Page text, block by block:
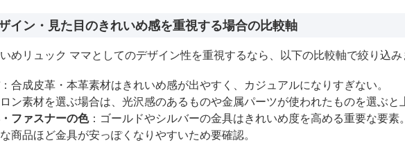
イン・見た目のきれいめ感を重視する場合の比較軸
めリュック ママとしてのデザイン性を重視するなら、以下の比較軸で絞り込み
：合成皮革・本革素材はきれいめ感が出やすく、カジュアルになりすぎない。
ン素材を選ぶ場合は、光沢感のあるものや金属パーツが使われたものを選ぶと
ファスナーの色：ゴールドやシルバーの金具はきれいめ度を高める重要な要素。
商品ほど金具が安っぽくなりやすいため要確認。